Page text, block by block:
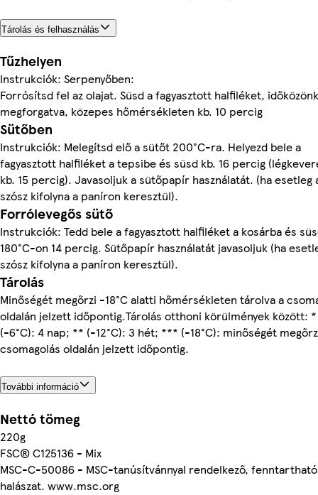
Tárolás és felhasználás
Tűzhelyen
Instrukciók: Serpenyőben:
Forrósítsd fel az olajat. Süsd a fagyasztott halfiléket,
megforgatva, közepes hőmérsékleten kb. 10 percig
Sütőben
Instrukciók: Melegítsd elő a sütőt 200°C-ra. Helyezd bele a
fagyasztott halfiléket a tepsibe és süsd kb. 16 percig
kb. 15 percig). Javasoljuk a sütőpapír használatát. (ha esetleg
szósz kifolyna a paníron keresztül).
Forrólevegős sütő
Instrukciók: Tedd bele a fagyasztott halfiléket a kosárba és
180°C-on 14 percig. Sütőpapír használatát javasoljuk (ha
szósz kifolyna a paníron keresztül).
Tárolás
Minőségét megőrzi -18°C alatti hőmérsékleten tárolva a
oldalán jelzett időpontig.Tárolás otthoni körülmények között: *
(-6°C): 4 nap; ** (-12°C): 3 hét; *** (-18°C): minőségét
csomagolás oldalán jelzett időpontig.
További információ
Nettó tömeg
220g
FSC® C125136 - Mix
MSC-C-50086 - MSC-tanúsítvánnyal rendelkező, fenntartható
halászat. www.msc.org